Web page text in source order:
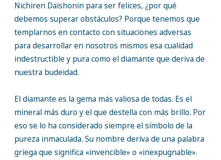
Nichiren Daishonin para ser felices, ¿por qué
debemos superar obstáculos? Porque tenemos que
templarnos en contacto con situaciones adversas
para desarrollar en nosotros mismos esa cualidad
indestructible y pura como el diamante que deriva de
nuestra budeidad.
El diamante es la gema más valiosa de todas. Es el
mineral más duro y el que destella con más brillo. Por
eso se lo ha considerado siempre el símbolo de la
pureza inmaculada. Su nombre deriva de una palabra
griega que significa «invencible» o «inexpugnable».